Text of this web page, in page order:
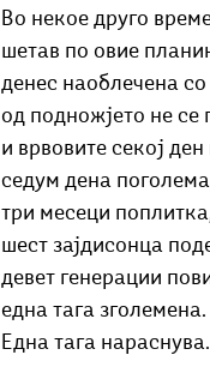
Во некое друго
шетав по овие
денес наоблечена со
од подножјето не се
и врвовите секој
седум дена
три месеци
шест зајдисонца
девет генерации
една тага зголемена.
Една тага нараснува.